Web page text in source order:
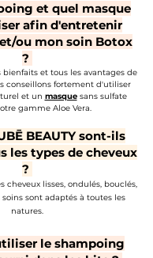
et quel masque
afin d'entretenir
ou mon soin Botox
?
bienfaits et tous les avantages de
conseillons fortement d'utiliser
et un masquesans sulfate
gamme Aloe Vera.
BEAUTY sont-ils
les types de cheveux
?
cheveux lisses, ondulés, bouclés,
soins sont adaptés à toutes les
natures.
le shampoing